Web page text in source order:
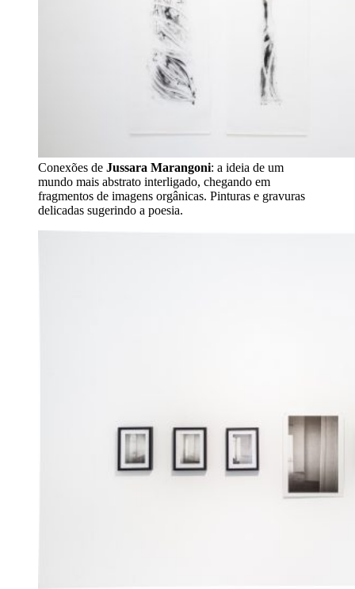
Conexões de Jussara Marangoni: a ideia de um
mundo mais abstrato interligado, chegando em
fragmentos de imagens orgânicas. Pinturas e gravuras
delicadas sugerindo a poesia.